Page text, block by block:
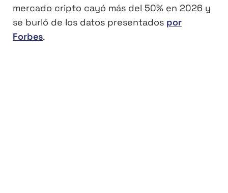
mercado cripto cayó más del 50% en 2026 y
se burló de los datos presentados por
Forbes.